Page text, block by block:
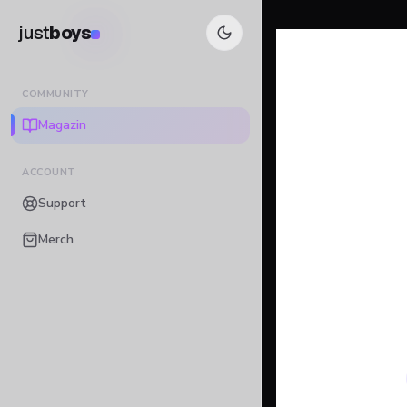
justboys
COMMUNITY
Magazin
ACCOUNT
Support
Merch